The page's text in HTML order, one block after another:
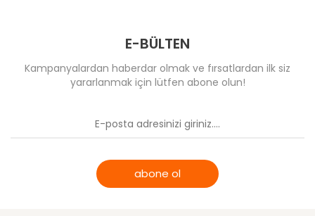
E-BÜLTEN
Kampanyalardan haberdar olmak ve fırsatlardan ilk siz
yararlanmak için lütfen abone olun!
abone ol